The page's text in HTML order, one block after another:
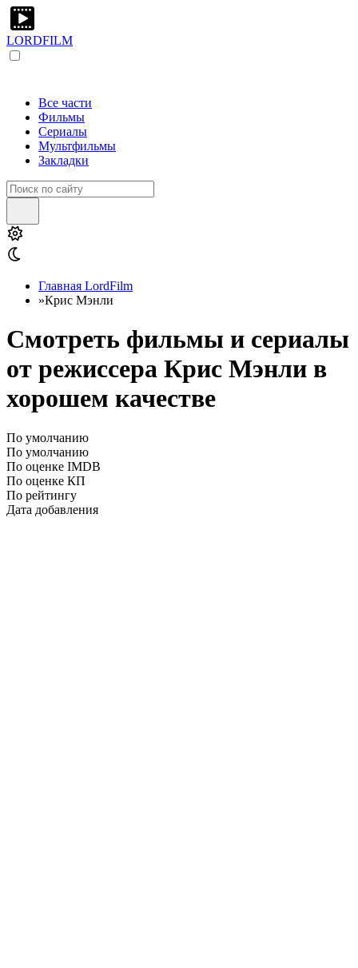
LORDFILM
Все части
Фильмы
Сериалы
Мультфильмы
Закладки
Главная LordFilm
»Крис Мэнли
Смотреть фильмы и сериалы
от режиссера Крис Мэнли в
хорошем качестве
По умолчанию
По умолчанию
По оценке IMDB
По оценке КП
По рейтингу
Дата добавления